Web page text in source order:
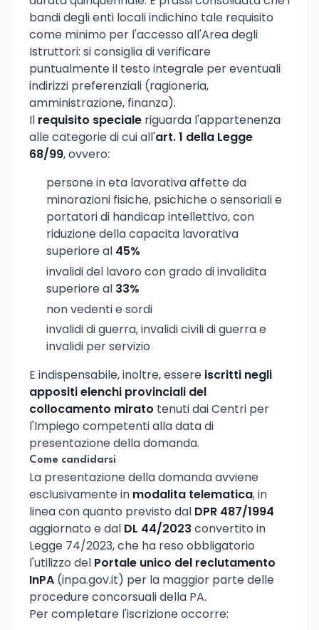
bandi degli enti locali indichino tale requisito
come minimo per l'accesso all'Area degli
Istruttori: si consiglia di verificare
puntualmente il testo integrale per eventuali
indirizzi preferenziali (ragioneria,
amministrazione, finanza).
Il requisito speciale riguarda l'appartenenza
alle categorie di cui all'art. 1 della Legge
68/99, ovvero:
persone in eta lavorativa affette da
minorazioni fisiche, psichiche o sensoriali e
portatori di handicap intellettivo, con
riduzione della capacita lavorativa
superiore al 45%
invalidi del lavoro con grado di invalidita
superiore al 33%
non vedenti e sordi
invalidi di guerra, invalidi civili di guerra e
invalidi per servizio
E indispensabile, inoltre, essere iscritti negli
appositi elenchi provinciali del
collocamento mirato tenuti dai Centri per
l'Impiego competenti alla data di
presentazione della domanda.
Come candidarsi
La presentazione della domanda avviene
esclusivamente in modalita telematica, in
linea con quanto previsto dal DPR 487/1994
aggiornato e dal DL 44/2023 convertito in
Legge 74/2023, che ha reso obbligatorio
l'utilizzo del Portale unico del reclutamento
InPA (inpa.gov.it) per la maggior parte delle
procedure concorsuali della PA.
Per completare l'iscrizione occorre: